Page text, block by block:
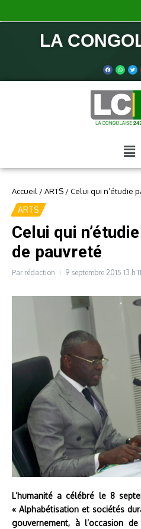
LA
Accueil /ARTS /Celui qui n’étudie
ARTS
Celui qui
de pauvreté
Par rédaction 9 septembre 2015 13 h
L’humanité a célébré le 8
« Alphabétisation et sociétés
gouvernement, à l’occasion